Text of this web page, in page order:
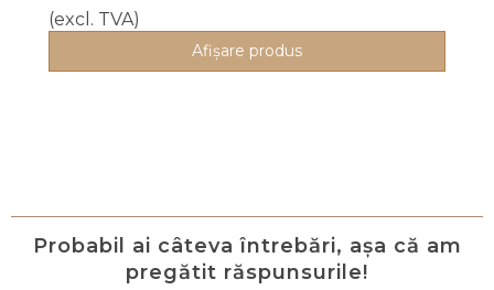
(excl. TVA)
Afişare produs
Probabil ai câteva întrebări, așa că am
pregătit răspunsurile!